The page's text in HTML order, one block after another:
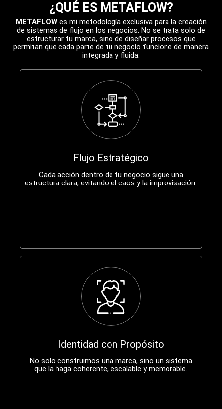
¿QUÉ ES METAFLOW?
METAFLOWes mi metodología exclusiva para la creación
de sistemas de flujo en los negocios. No se trata solo de
estructurar tu marca, sino de diseñar procesos que
permitan que cada parte de tu negocio funcione de manera
integrada y fluida.
Flujo Estratégico
Cada acción dentro de tu negocio sigue una
estructura clara, evitando el caos y la improvisación.
Identidad con Propósito
No solo construimos una marca, sino un sistema
que la haga coherente, escalable y memorable.